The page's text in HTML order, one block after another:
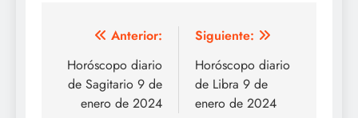
Navegación
de
entradas
Anterior:
Horóscopo diario
de Sagitario 9 de
enero de 2024
Siguiente:
Horóscopo diario
de Libra 9 de
enero de 2024